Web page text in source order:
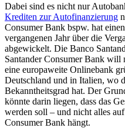
Dabei sind es nicht nur
Krediten zur Autofinanzierung
Consumer Bank bspw. hat
vergangenen Jahr über die
abgewickelt. Die Banco
Santander Consumer Bank will
eine europaweite Onlinebank
Deutschland und in Italien, wo
Bekanntheitsgrad hat. Der
könnte darin liegen, dass das
werden soll – und nicht alles
Consumer Bank hängt.